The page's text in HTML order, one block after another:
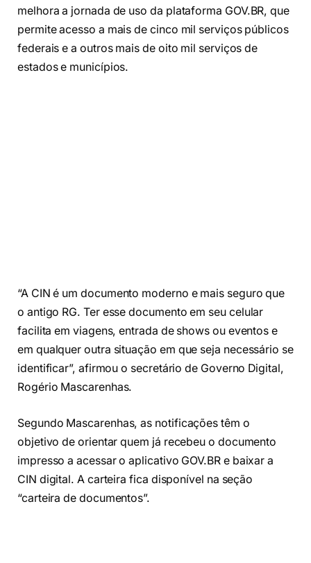
melhora a jornada de uso da plataforma GOV.BR, que
permite acesso a mais de cinco mil serviços públicos
federais e a outros mais de oito mil serviços de
estados e municípios.
“A CIN é um documento moderno e mais seguro que
o antigo RG. Ter esse documento em seu celular
facilita em viagens, entrada de shows ou eventos e
em qualquer outra situação em que seja necessário se
identificar”, afirmou o secretário de Governo Digital,
Rogério Mascarenhas.
Segundo Mascarenhas, as notificações têm o
objetivo de orientar quem já recebeu o documento
impresso a acessar o aplicativo GOV.BR e baixar a
CIN digital. A carteira fica disponível na seção
“carteira de documentos”.